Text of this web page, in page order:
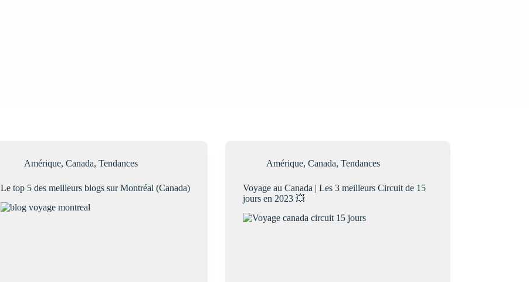
Amérique,Canada,Tendances
Le top 5 des meilleurs blogs sur Montréal (Canada)
Amérique,Canada,Tendances
Voyage au Canada | Les 3 meilleurs Circuit de 15
jours en 2023 💥